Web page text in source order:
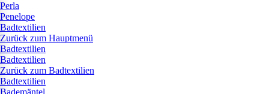
Perla
Penelope
Badtextilien
Zurück zum Hauptmenü
Badtextilien
Badtextilien
Zurück zum Badtextilien
Badtextilien